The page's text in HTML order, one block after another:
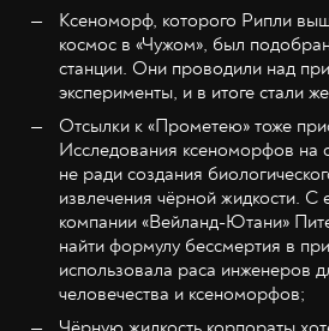
Ксеноморф, которого Рипли
космос в «Чужом», был
станции. Они проводили над
эксперименты, и в итоге стали
Отсылки к «Прометею» тоже
Исследования ксеноморфов на
не ради создания
извлечения чёрной жидкости.
компании «Вейланд-Ютани»
найти формулу бессмертия в
использовала раса инженеров
человечества и ксеноморфов;